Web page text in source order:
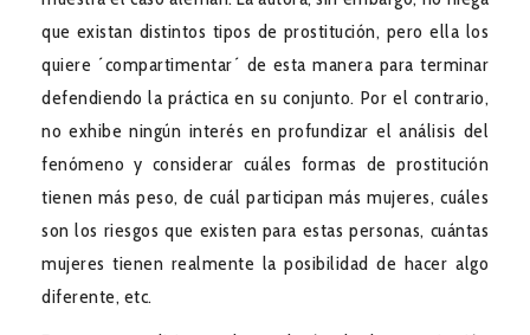
que existan distintos tipos de prostitución, pero ella los
quiere ´compartimentar´ de esta manera para terminar
defendiendo la práctica en su conjunto. Por el contrario,
no exhibe ningún interés en profundizar el análisis del
fenómeno y considerar cuáles formas de prostitución
tienen más peso, de cuál participan más mujeres, cuáles
son los riesgos que existen para estas personas, cuántas
mujeres tienen realmente la posibilidad de hacer algo
diferente, etc.